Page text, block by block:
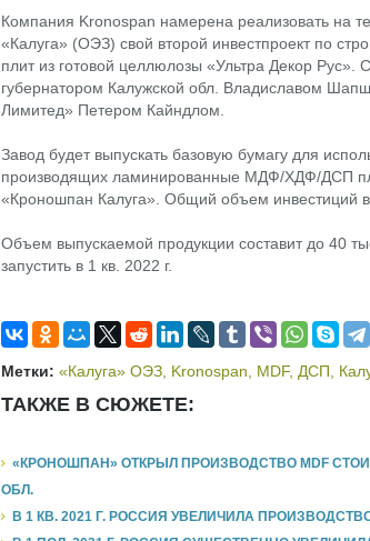
Компания Kronospan намерена реализовать на
«Калуга» (ОЭЗ) свой второй инвестпроект по
плит из готовой целлюлозы «Ультра Декор
губернатором Калужской обл. Владиславом
Лимитед» Петером Кайндлом.
Завод будет выпускать базовую бумагу для
производящих ламинированные МДФ/ХДФ/ДСП
«Кроношпан Калуга». Общий объем инвестиций в
Объем выпускаемой продукции составит до 40
запустить в 1 кв. 2022 г.
Метки: «Калуга» ОЭЗ, Kronospan MDF, ДСП
ТАКЖЕ В СЮЖЕТЕ:
«КРОНОШПАН» ОТКРЫЛ ПРОИЗВОДСТВО MDF
ОБЛ.
В 1 КВ. 2021 Г. РОССИЯ УВЕЛИЧИЛА